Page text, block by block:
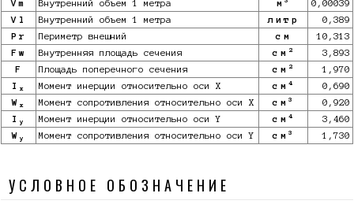
Vm
Внутренний объем 1 метра м
0,00039
Vl
Внутренний объем 1 метра литр
0,389
Pr
Периметр внешний см
10,313
Fw
Внутренняя площадь сечения см 2
3,893
F
Площадь поперечного сечения см 2
1,970
I x Момент инерции относительно оси X см 4
0,690
W x Момент сопротивления относительно оси X см 3
0,920
I y Момент инерции относительно оси Y см 4
3,460
W y Момент сопротивления относительно оси Y см 3 1,730
УСЛОВНОЕ ОБОЗНАЧЕНИЕ